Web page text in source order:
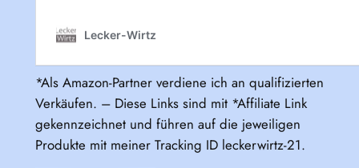
*Als Amazon-Partner verdiene ich an qualifizierten
Verkäufen. – Diese Links sind mit *Affiliate Link
gekennzeichnet und führen auf die jeweiligen
Produkte mit meiner Tracking ID leckerwirtz-21.